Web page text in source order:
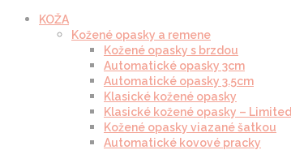
KOŽA
Kožené opasky a remene
Kožené opasky s brzdou
Automatické opasky 3cm
Automatické opasky 3.5cm
Klasické kožené opasky
Klasické kožené opasky – Limited
Kožené opasky viazané šatkou
Automatické kovové pracky